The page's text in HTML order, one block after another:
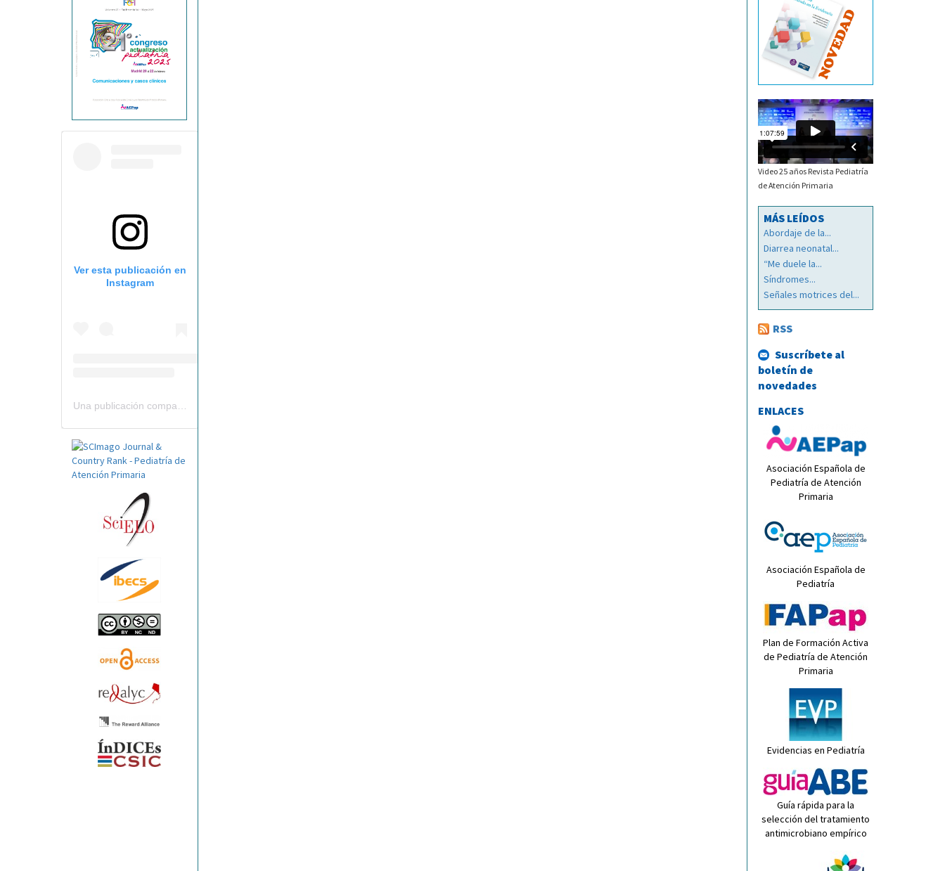
Ver esta publicación en
Instagram
Video 25 años Revista Pediatría
de Atención Primaria
MÁS LEÍDOS
Abordaje de la...
Diarrea neonatal...
“Me duele la...
Síndromes...
Señales motrices del...
RSS
Suscríbete al
boletín de
novedades
ENLACES
Asociación Española de
Pediatría de Atención
Primaria
Asociación Española de
Pediatría
Plan de Formación Activa
de Pediatría de Atención
Primaria
Evidencias en Pediatría
Guía rápida para la
selección del tratamiento
antimicrobiano empírico